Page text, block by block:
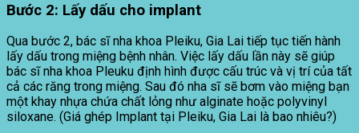
Bước 2: Lấy dấu cho implant
Qua bước 2, bác sĩ nha khoa Pleiku, Gia Lai tiếp tục tiến hành
lấy dấu trong miệng bệnh nhân. Việc lấy dấu lần này sẽ giúp
bác sĩ nha khoa Pleuku định hình được cấu trúc và vị trí của tất
cả các răng trong miệng. Sau đó nha sĩ sẽ bơm vào miệng bạn
một khay nhựa chứa chất lỏng như alginate hoặc polyvinyl
siloxane. (Giá ghép Implant tại Pleiku, Gia Lai là bao nhiêu?)